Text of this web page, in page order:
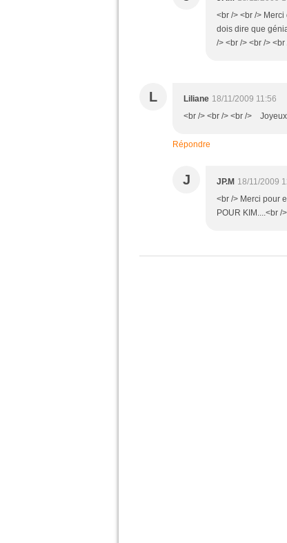
<br /> <br />
dois dire que
/> <br /> <br /> <br
L Liliane 18/11/2009 11:56
<br /> <br /> <br />
Répondre
J JP.M 18/11/2009
<br /> Merci pour
POUR KIM....<br /